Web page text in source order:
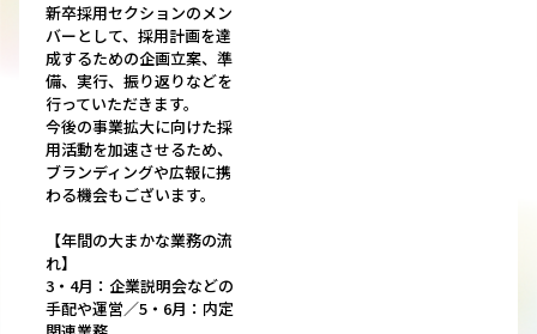
新卒採用セクションのメン
バーとして、採用計画を達
成するための企画立案、準
備、実行、振り返りなどを
行っていただきます。
今後の事業拡大に向けた採
用活動を加速させるため、
ブランディングや広報に携
わる機会もございます。
【年間の大まかな業務の流
れ】
3・4月：企業説明会などの
手配や運営／5・6月：内定